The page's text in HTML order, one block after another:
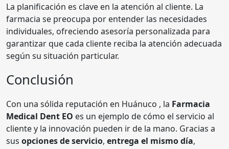
La planificación es clave en la atención al cliente. La
farmacia se preocupa por entender las necesidades
individuales, ofreciendo asesoría personalizada para
garantizar que cada cliente reciba la atención adecuada
según su situación particular.
Conclusión
Con una sólida reputación en Huánuco , la Farmacia
Medical Dent EO es un ejemplo de cómo el servicio al
cliente y la innovación pueden ir de la mano. Gracias a
sus opciones de servicio, entrega el mismo día,